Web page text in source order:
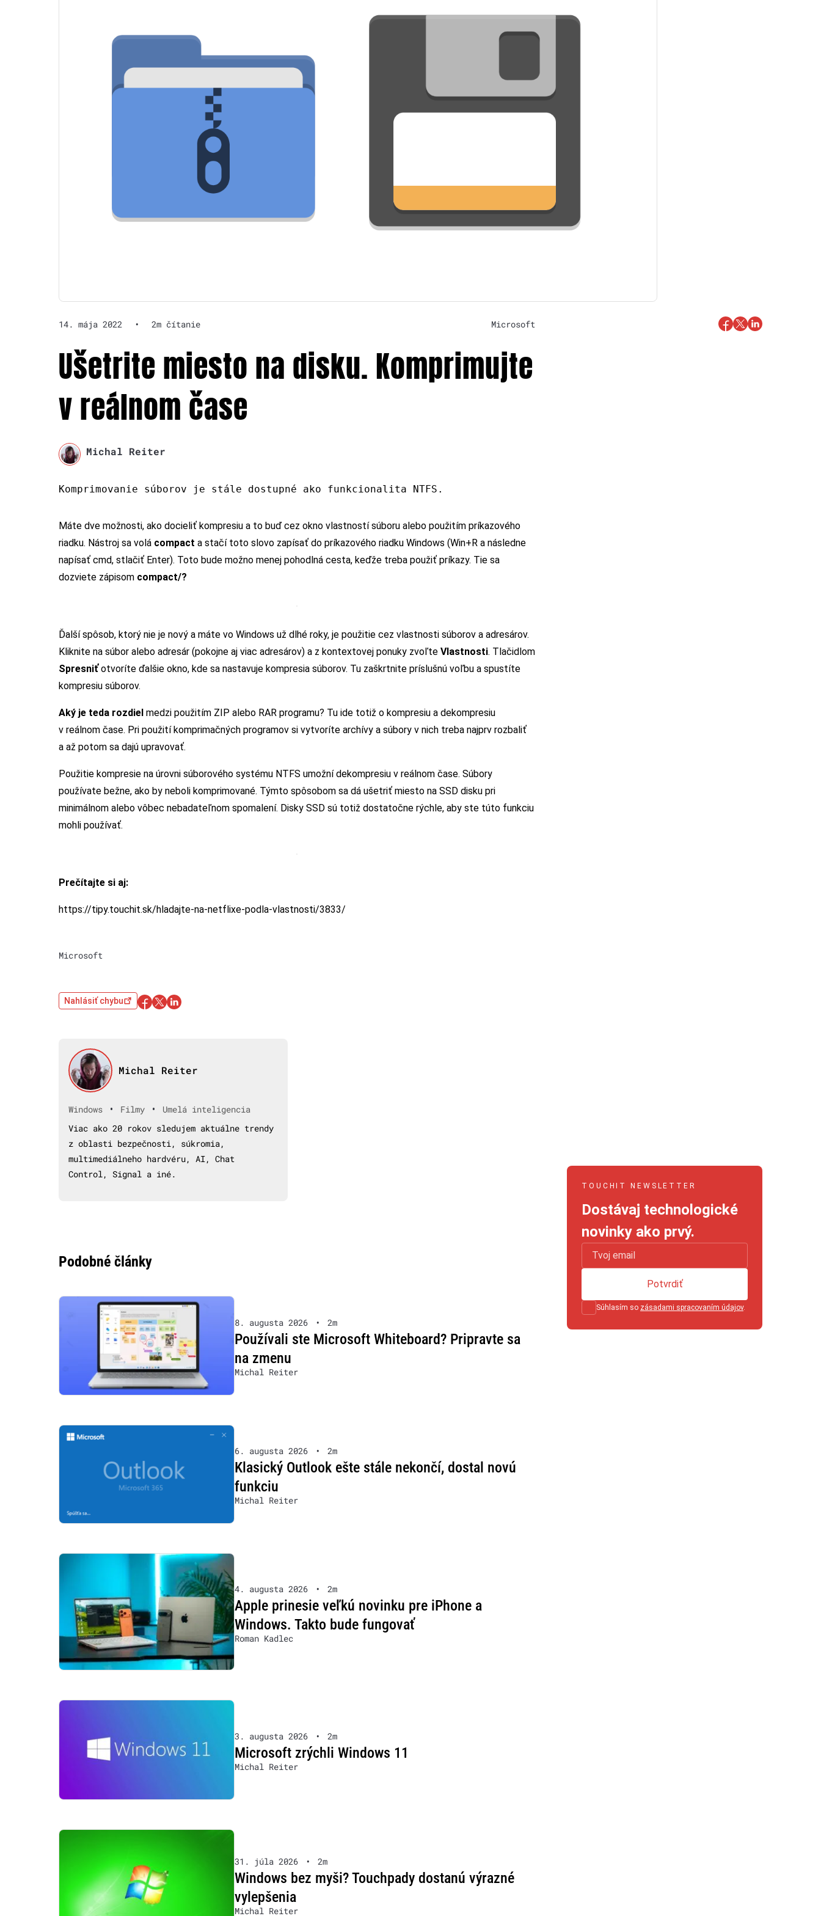
14. mája 2022 • 2m čítanie Microsoft
Ušetrite miesto na disku. Komprimujte
v reálnom čase
Michal Reiter
Komprimovanie súborov je stále dostupné ako funkcionalita NTFS.
Máte dve možnosti, ako docieliť kompresiu a to buď cez okno vlastností súboru alebo použitím príkazového
riadku. Nástroj sa volá compact a stačí toto slovo zapísať do príkazového riadku Windows (Win+R a následne
napísať cmd, stlačiť Enter). Toto bude možno menej pohodlná cesta, keďže treba použiť príkazy. Tie sa
dozviete zápisom compact/?
Ďalší spôsob, ktorý nie je nový a máte vo Windows už dlhé roky, je použitie cez vlastnosti súborov a adresárov.
Kliknite na súbor alebo adresár (pokojne aj viac adresárov) a z kontextovej ponuky zvoľte Vlastnosti. Tlačidlom
Spresniťotvoríte ďalšie okno, kde sa nastavuje kompresia súborov. Tu zaškrtnite príslušnú voľbu a spustíte
kompresiu súborov.
Aký je teda rozdiel medzi použitím ZIP alebo RAR programu? Tu ide totiž o kompresiu a dekompresiu
v reálnom čase. Pri použití komprimačných programov si vytvoríte archívy a súbory v nich treba najprv rozbaliť
a až potom sa dajú upravovať.
Použitie kompresie na úrovni súborového systému NTFS umožní dekompresiu v reálnom čase. Súbory
používate bežne, ako by neboli komprimované. Týmto spôsobom sa dá ušetriť miesto na SSD disku pri
minimálnom alebo vôbec nebadateľnom spomalení. Disky SSD sú totiž dostatočne rýchle, aby ste túto funkciu
mohli používať.
Prečítajte si aj:
https://tipy.touchit.sk/hladajte-na-netflixe-podla-vlastnosti/3833/
Microsoft
Nahlásiť chybu
Michal Reiter
Windows • Filmy •
Umelá inteligencia
Viac ako 20 rokov sledujem aktuálne trendy
z oblasti bezpečnosti, súkromia,
multimediálneho hardvéru, AI, Chat
Control, Signal a iné.
Podobné články
8. augusta 2026 • 2m
Používali ste Microsoft Whiteboard? Pripravte sa
na zmenu
Michal Reiter
6. augusta 2026 • 2m
Klasický Outlook ešte stále nekončí, dostal novú
funkciu
Michal Reiter
4. augusta 2026 • 2m
Apple prinesie veľkú novinku pre iPhone a
Windows. Takto bude fungovať
Roman Kadlec
3. augusta 2026 • 2m
Microsoft zrýchli Windows 11
Michal Reiter
31. júla 2026 • 2m
Windows bez myši? Touchpady dostanú výrazné
vylepšenia
Michal Reiter
TOUCHIT NEWSLETTER
Dostávaj technologické
novinky ako prvý.
Súhlasím so zásadami spracovaním údajov.
Potvrdiť